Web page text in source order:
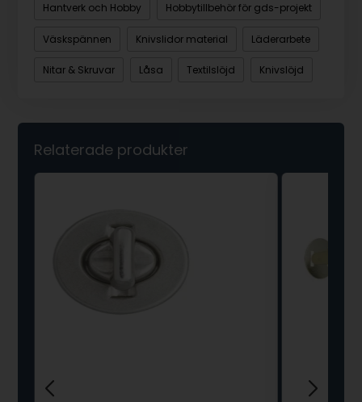
Hantverk och Hobby
Hobbytillbehör för gds-projekt
Väskspännen Knivslidor material Läderarbete
Nitar & Skruvar Låsa Textilslöjd Knivslöjd
Relaterade produkter